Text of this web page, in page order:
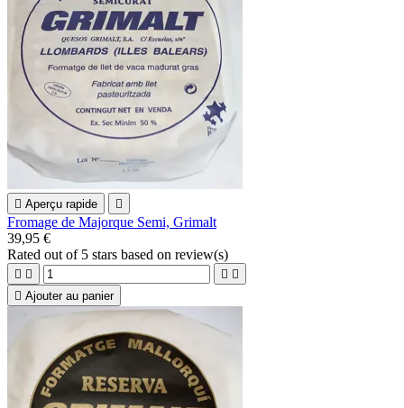
 Aperçu rapide 
Fromage de Majorque Semi, Grimalt
39,95 €
Rated out of 5 stars based on review(s)
   
 Ajouter au panier